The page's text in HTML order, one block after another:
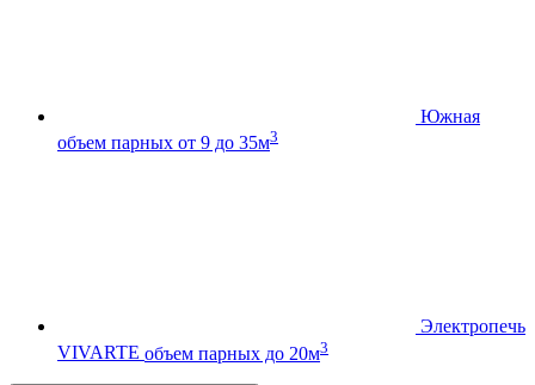
Южная
объем парных от 9 до 35м3
Электропечь
VIVARTE объем парных до 20м3